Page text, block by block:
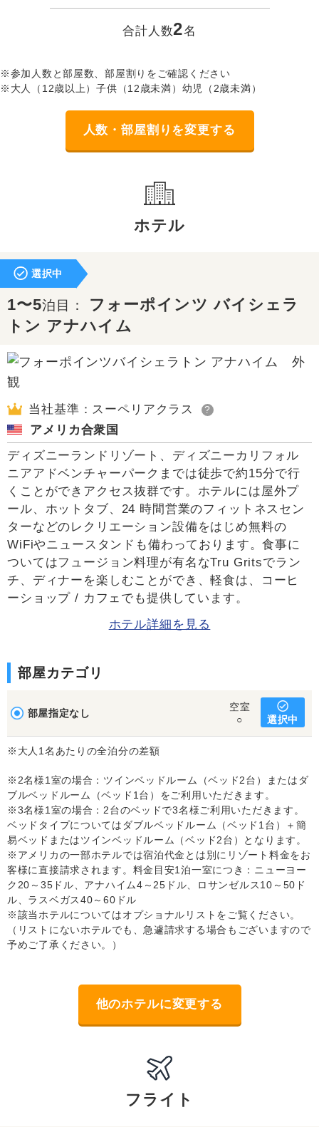
合計人数2名
※参加人数と部屋数、部屋割りをご確認ください
※大人（12歳以上）子供（12歳未満）幼児（2歳未満）
人数・部屋割りを変更する
ホテル
選択中
1〜5泊目： フォーポインツ バイシェラ
トン アナハイム
当社基準：スーペリアクラス ?
アメリカ合衆国
ディズニーランドリゾート、ディズニーカリフォル
ニアアドベンチャーパークまでは徒歩で約15分で行
くことができアクセス抜群です。ホテルには屋外プ
ール、ホットタブ、24 時間営業のフィットネスセン
ターなどのレクリエーション設備をはじめ無料の
WiFiやニュースタンドも備わっております。食事に
ついてはフュージョン料理が有名なTru Gritsでラン
チ、ディナーを楽しむことができ、軽食は、コーヒ
ーショップ / カフェでも提供しています。
ホテル詳細を見る
部屋カテゴリ
部屋指定なし
空室
○
選択中
※大人1名あたりの全泊分の差額
※2名様1室の場合：ツインベッドルーム（ベッド2台）またはダ
ブルベッドルーム（ベッド1台）をご利用いただきます。
※3名様1室の場合：2台のベッドで3名様ご利用いただきます。
ベッドタイプについてはダブルベッドルーム（ベッド1台）＋簡
易ベッドまたはツインベッドルーム（ベッド2台）となります。
※アメリカの一部ホテルでは宿泊代金とは別にリゾート料金をお
客様に直接請求されます。料金目安1泊一室につき：ニューヨー
ク20～35ドル、アナハイム4～25ドル、ロサンゼルス10～50ド
ル、ラスベガス40～60ドル
※該当ホテルについてはオプショナルリストをご覧ください。
（リストにないホテルでも、急遽請求する場合もございますので
予めご了承ください。）
他のホテルに変更する
フライト